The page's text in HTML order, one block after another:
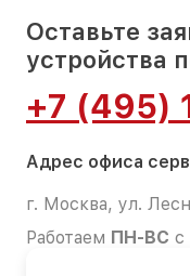
Оставьте
устройства
+7 (495)
Адрес офиса
г. Москва, ул.
Работаем ПН-ВС с